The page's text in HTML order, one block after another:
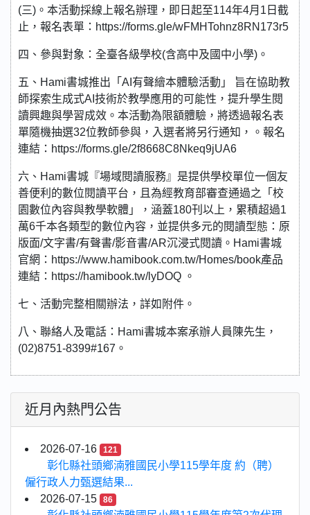
(三)。本活動採線上報名辦理，即日起至114年4月1日截
止，報名表單：https://forms.gle/wFMHTohnz8RN173r5
四、參與對象：全臺各級學校(含高中及國中小學)。
五、Hami書城推出「AI有聲繪本體驗活動」 旨在協助教
師探索生成式AI技術於教學應用的可能性，提升學生閱
讀興趣與學習成效。本活動為限額體驗，將透過報名表
單隨機抽選32位教師參與，入選者將另行通知，。報名
連結：https://forms.gle/2f8668C8Nkeq9jUA6
六、Hami書城『場域閱讀服務』是提供學校單位一個友
善便利的數位閱讀平台，且為經教育部審查通過之「校
園數位內容與教學軟體」，涵蓋180刊以上，累積超過1
萬6千本各類型的數位內容，並提供多元的閱讀型態：原
版面/文字書/有聲書/影音書/AR沉浸式閱讀。Hami書城
官網：https://www.hamibook.com.tw/Homes/book產品
連結：https://hamibook.tw/lyDOQ 。
七、活動完整相關辦法，詳如附件。
八、聯絡人及電話：Hami書城本案承辦人員陳先生，
(02)8751-8399#167。
近月內熱門公告
2026-07-16 121
彰化縣社頭鄉湳雅國民小學115學年度 約（聘）
僱行政人力甄選結果...
2026-07-15
86